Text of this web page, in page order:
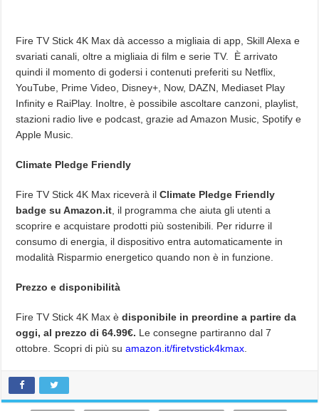
Fire TV Stick 4K Max dà accesso a migliaia di app, Skill Alexa e
svariati canali, oltre a migliaia di film e serie TV. È arrivato
quindi il momento di godersi i contenuti preferiti su Netflix,
YouTube, Prime Video, Disney+, Now, DAZN, Mediaset Play
Infinity e RaiPlay. Inoltre, è possibile ascoltare canzoni, playlist,
stazioni radio live e podcast, grazie ad Amazon Music, Spotify e
Apple Music.
Climate Pledge Friendly
Fire TV Stick 4K Max riceverà ilClimate Pledge Friendly
badge su Amazon.it , il programma che aiuta gli utenti a
scoprire e acquistare prodotti più sostenibili. Per ridurre il
consumo di energia, il dispositivo entra automaticamente in
modalità Risparmio energetico quando non è in funzione.
Prezzo e disponibilità
Fire TV Stick 4K Max èdisponibile in preordine a partire da
oggi, al prezzo di 64.99€. Le consegne partiranno dal 7
ottobre. Scopri di più suamazon.it/firetvstick4kmax